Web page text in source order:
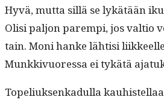
Hyvä, mut­ta sil­lä se lykätään
Olisi paljon parem­pi, jos val­tio
tain. Moni han­ke lähtisi
Munkkivuores­sa ei tykätä
Topeliuk­senkadul­la